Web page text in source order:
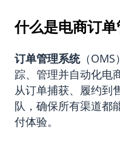
什么是电商订
订单管理系统（OMS
踪、管理并自动化电
从订单捕获、履约到
队，确保所有渠道都
付体验。